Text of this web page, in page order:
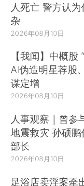
人死亡 警方认
杂
2026年08月10日
【我闻】中概股
AI伪造明星荐股
谋定增
2026年08月10日
人事观察｜曾参
地震救灾 孙硕鹏
部长
2026年08月10日
足浴店卖淫案牵